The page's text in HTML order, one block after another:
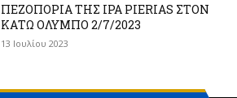
ΠΕΖΟΠΟΡΙΑ ΤΗΣ IPA PIERIAS ΣΤΟΝ
ΚΑΤΩ ΟΛΥΜΠΟ 2/7/2023
13 Ιουλίου 2023